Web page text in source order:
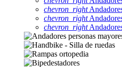
chevron_right
chevron_right
chevron_right